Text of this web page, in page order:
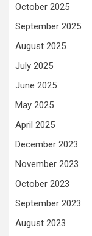
October 2025
September 2025
August 2025
July 2025
June 2025
May 2025
April 2025
December 2023
November 2023
October 2023
September 2023
August 2023